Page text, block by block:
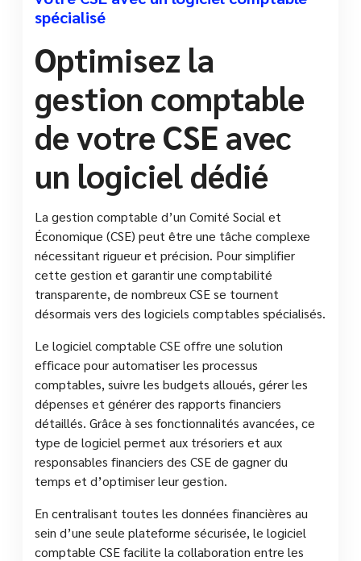
spécialisé
Optimisez la
gestion comptable
de votre CSE avec
un logiciel dédié
La gestion comptable d’un Comité Social et
Économique (CSE) peut être une tâche complexe
nécessitant rigueur et précision. Pour simplifier
cette gestion et garantir une comptabilité
transparente, de nombreux CSE se tournent
désormais vers des logiciels comptables spécialisés.
Le logiciel comptable CSE offre une solution
efficace pour automatiser les processus
comptables, suivre les budgets alloués, gérer les
dépenses et générer des rapports financiers
détaillés. Grâce à ses fonctionnalités avancées, ce
type de logiciel permet aux trésoriers et aux
responsables financiers des CSE de gagner du
temps et d’optimiser leur gestion.
En centralisant toutes les données financières au
sein d’une seule plateforme sécurisée, le logiciel
comptable CSE facilite la collaboration entre les